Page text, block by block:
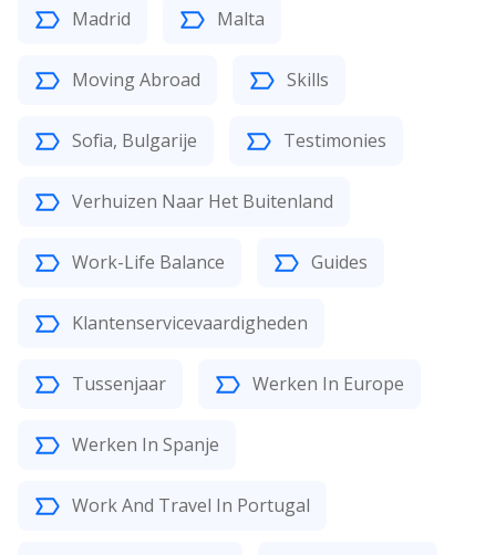
Madrid Malta
Moving Abroad Skills
Sofia, Bulgarije Testimonies
Verhuizen Naar Het Buitenland
Work-Life Balance Guides
Klantenservicevaardigheden
Tussenjaar Werken In Europe
Werken In Spanje
Work And Travel In Portugal